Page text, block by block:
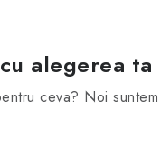
alegerea ta
ceva? Noi